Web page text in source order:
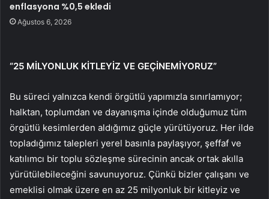
enflasyona %0,5 ekledi
Ağustos 6, 2026
“25 MİLYONLUK KİTLEYİZ VE GEÇİNEMİYORUZ”
Bu süreci yalnızca kendi örgütlü yapımızla sınırlamıyor;
halktan, toplumdan ve dayanışma içinde olduğumuz tüm
örgütlü kesimlerden aldığımız güçle yürütüyoruz. Her ilde
topladığımız talepleri yerel basınla paylaşıyor, şeffaf ve
katılımcı bir toplu sözleşme sürecinin ancak ortak akılla
yürütülebileceğini savunuyoruz. Çünkü bizler çalışanı ve
emeklisi olmak üzere en az 25 milyonluk bir kitleyiz ve